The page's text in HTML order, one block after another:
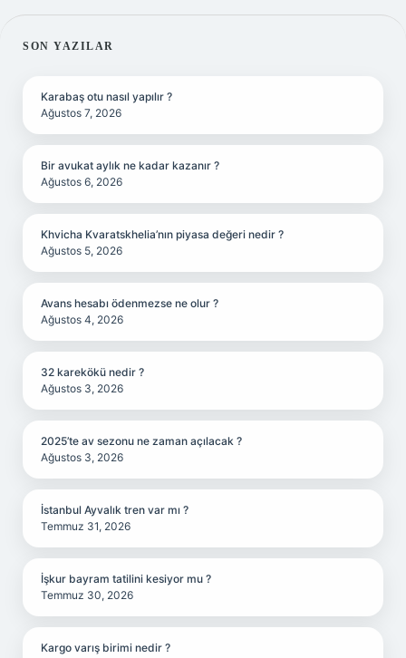
SIDEBAR
SON YAZILAR
Karabaş otu nasıl yapılır ?
Ağustos 7, 2026
Bir avukat aylık ne kadar kazanır ?
Ağustos 6, 2026
Khvicha Kvaratskhelia’nın piyasa değeri nedir ?
Ağustos 5, 2026
Avans hesabı ödenmezse ne olur ?
Ağustos 4, 2026
32 karekökü nedir ?
Ağustos 3, 2026
2025’te av sezonu ne zaman açılacak ?
Ağustos 3, 2026
İstanbul Ayvalık tren var mı ?
Temmuz 31, 2026
İşkur bayram tatilini kesiyor mu ?
Temmuz 30, 2026
Kargo varış birimi nedir ?